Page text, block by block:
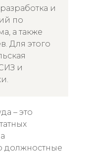
и
по
а также
Для этого
и
– это
должностные